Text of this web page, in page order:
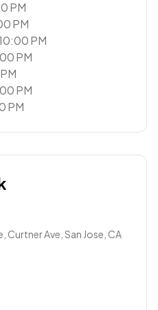
PM
PM
PM
PM
PM
PM
Curtner Ave, San Jose, CA